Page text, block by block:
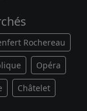
Rochereau
Opéra
Châtelet